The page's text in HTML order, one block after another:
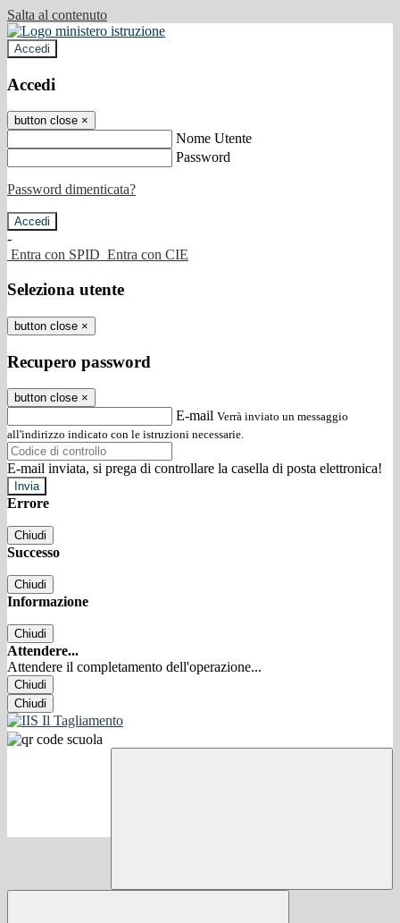
Salta al contenuto
Accedi
Accedi
button close ×
Nome Utente
Password
Password dimenticata?
-
Entra con SPID Entra con CIE
Seleziona utente
button close ×
Recupero password
button close ×
E-mail Verrà inviato un messaggio
all'indirizzo indicato con le istruzioni necessarie.
E-mail inviata, si prega di controllare la casella di posta elettronica!
Errore
Chiudi
Successo
Chiudi
Informazione
Chiudi
Attendere...
Attendere il completamento dell'operazione...
Chiudi
Chiudi